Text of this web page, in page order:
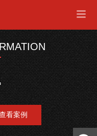
看案例